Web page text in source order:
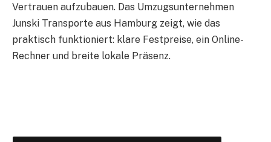
Vertrauen aufzubauen. Das Umzugsunternehmen
Junski Transporte aus Hamburg zeigt, wie das
praktisch funktioniert: klare Festpreise, ein Online-
Rechner und breite lokale Präsenz.